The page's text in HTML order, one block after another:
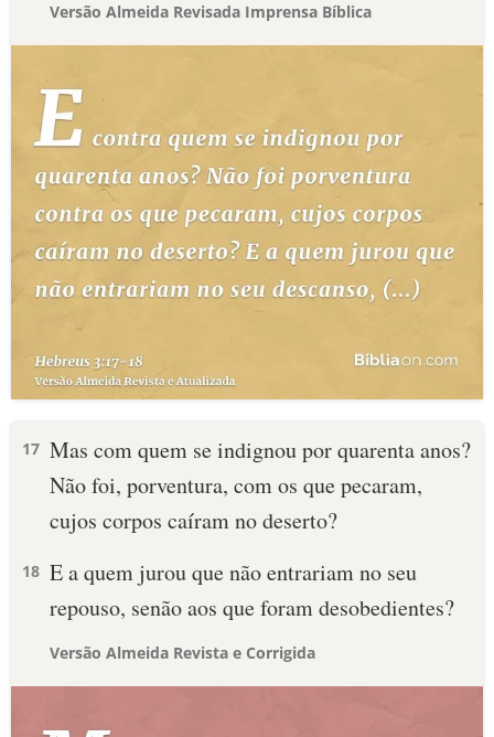
Versão Almeida Revisada Imprensa Bíblica
17 Mas com quem se indignou por quarenta anos?
Não foi, porventura, com os que pecaram,
cujos corpos caíram no deserto?
18 E a quem jurou que não entrariam no seu
repouso, senão aos que foram desobedientes?
Versão Almeida Revista e Corrigida